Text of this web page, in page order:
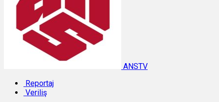
ANSTV
Reportaj
Veriliş